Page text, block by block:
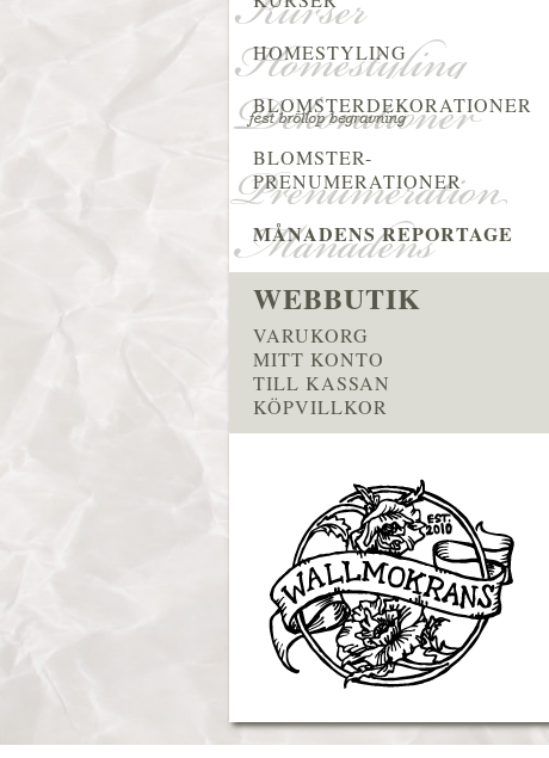
HOMESTYLING
BLOMSTERDEKORATIONER
BLOMSTER-
PRENUMERATIONER
MÅNADENS REPORTAGE
WEBBUTIK
VARUKORG
MITT KONTO
TILL KASSAN
KÖPVILLKOR